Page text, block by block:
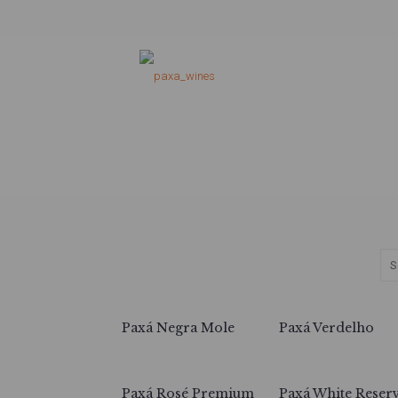
Paxá Negra Mole Paxá Verdelho
Paxá Rosé Premium
Paxá White